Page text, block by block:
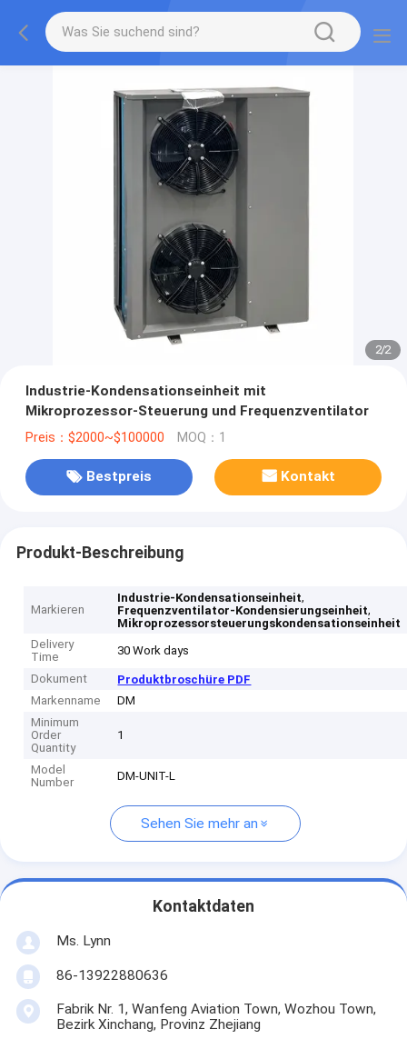
2/2
Industrie-Kondensationseinheit mit
Mikroprozessor-Steuerung und Frequenzventilator
Preis：$2000~$100000 MOQ：1
Bestpreis Kontakt
Produkt-Beschreibung
Markieren
Industrie-Kondensationseinheit,
Frequenzventilator-Kondensierungseinheit,
Mikroprozessorsteuerungskondensationseinheit
Delivery
Time
30 Work days
Dokument
Produktbroschüre PDF
Markenname
DM
Minimum
Order
Quantity
1
Model
Number
DM-UNIT-L
Sehen Sie mehr an
Kontaktdaten
Ms. Lynn
86-13922880636
Fabrik Nr. 1, Wanfeng Aviation Town, Wozhou Town,
Bezirk Xinchang, Provinz Zhejiang